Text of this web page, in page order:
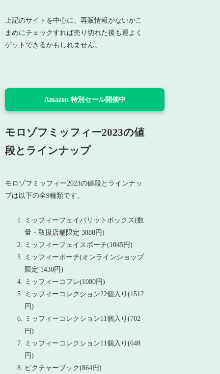
上記のサイトを中心に、再販情報がないかこ
まめにチェックすれば売り切れた後も運よく
ゲットできるかもしれません。
Amazon 特別セール開催中
モロゾフミッフィー2023の値
段とラインナップ
モロゾフミッフィー2023の値段とラインナッ
プは以下の全9種類です。
ミッフィーフェイバリットボックス(数
量・取扱店舗限定 3888円)
ミッフィーフェイスポーチ(1045円)
ミッフィーポーチ(オンラインショップ
限定 1430円)
ミッフィーコフレ(1080円)
ミッフィーコレクション22個入り(1512
円)
ミッフィーコレクション11個入り(702
円)
ミッフィーコレクション11個入り(648
円)
ピクチャーブック(864円)